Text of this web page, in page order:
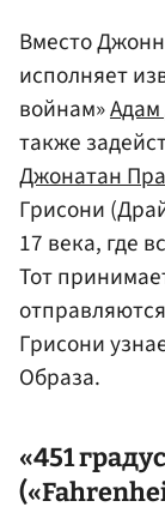
Вместо
исполняет
войнам»
также
Джонатан
Грисони
17 века, где
Тот
Грисони
Образа.
«451